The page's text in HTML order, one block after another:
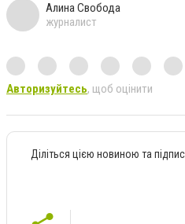
Алина Свобода
журналист
Авторизуйтесь, щоб оцінити
Діліться цією новиною та